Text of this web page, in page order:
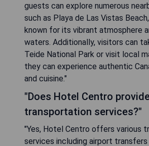
guests can explore numerous
such as Playa de Las Vistas
known for its vibrant atmosphere
waters. Additionally, visitors can
Teide National Park or visit local
they can experience authentic
and cuisine."
"Does Hotel Centro
transportation services?"
"Yes, Hotel Centro offers various
services including airport transfers